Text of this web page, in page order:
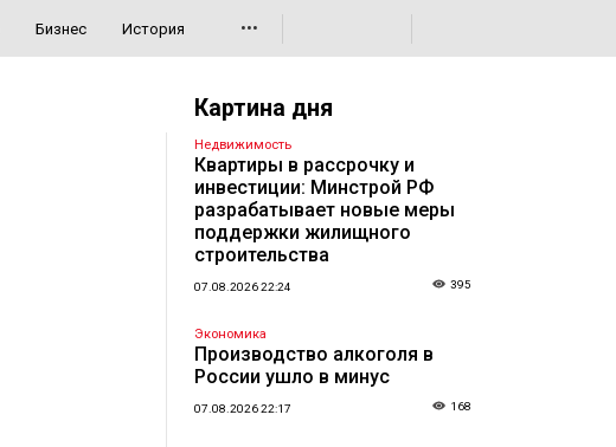
Бизнес История •••
Картина дня
Недвижимость
Квартиры в рассрочку и
инвестиции: Минстрой РФ
разрабатывает новые меры
поддержки жилищного
строительства
07.08.2026 22:24 395
Экономика
Производство алкоголя в
России ушло в минус
07.08.2026 22:17 168